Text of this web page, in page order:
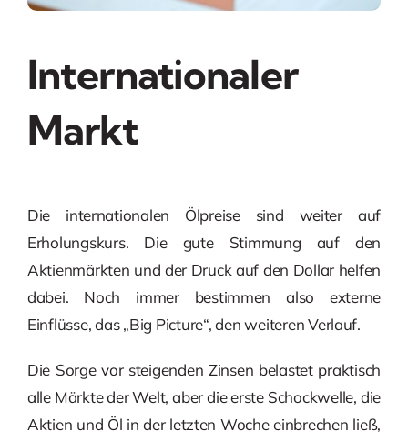
Internationaler
Markt
Die internationalen Ölpreise sind weiter auf
Erholungskurs. Die gute Stimmung auf den
Aktienmärkten und der Druck auf den Dollar helfen
dabei. Noch immer bestimmen also externe
Einflüsse, das „Big Picture“, den weiteren Verlauf.
Die Sorge vor steigenden Zinsen belastet praktisch
alle Märkte der Welt, aber die erste Schockwelle, die
Aktien und Öl in der letzten Woche einbrechen ließ,